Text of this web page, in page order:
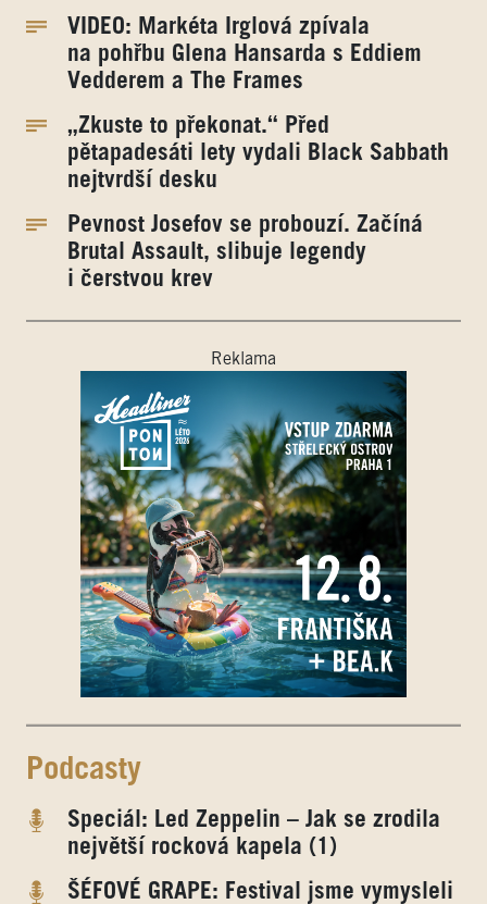
VIDEO: Markéta Irglová zpívala
na pohřbu Glena Hansarda s Eddiem
Vedderem a The Frames
„Zkuste to překonat.“ Před
pětapadesáti lety vydali Black Sabbath
nejtvrdší desku
Pevnost Josefov se probouzí. Začíná
Brutal Assault, slibuje legendy
i čerstvou krev
Reklama
Podcasty
Speciál: Led Zeppelin – Jak se zrodila
největší rocková kapela (1)
ŠÉFOVÉ GRAPE: Festival jsme vymysleli